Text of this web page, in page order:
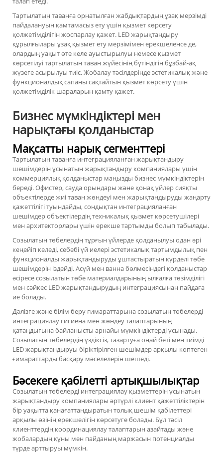
Тартылатын таванға орнатылған жабдықтардың ұзақ мерзімді
пайдалануын қамтамасыз ету үшін қызмет көрсету
қолжетімділігін жоспарлау қажет. LED жарықтандыру
құрылғылары ұзақ қызмет ету мерзімімен ерекшеленсе де,
олардың уақыт өте келе ауыстырылуы немесе қызмет
көрсетілуі тартылатын таван жүйесінің бүтіндігін бұзбай-ақ
жүзеге асырылуы тиіс. Жобалау тәсілдерінде эстетикалық және
функционалдық сапаны сақтайтын қызмет көрсету үшін
қолжетімділік шараларын қамту қажет.
Бизнес мүмкіндіктері мен
нарықтағы қолданыстар
Мақсатты нарық сегменттері
Тартылатын таванға интеграцияланған жарықтандыру
шешімдерін ұсынатын жарықтандыру компаниялары үшін
коммерциялық қолданыстар маңызды бизнес мүмкіндіктерін
береді. Офистер, сауда орындары және қонақ үйлер сияқты
объектілерде жиі таван жөндеуі мен жарықтандыруды жаңарту
қажеттілігі туындайды, сондықтан интеграцияланған
шешімдер объектілердің техникалық қызмет көрсетушілері
мен архитекторлары үшін ерекше тартымды болып табылады.
Созылатын төбелердің тұрғын үйлерде қолданылуы одан әрі
кеңейіп келеді, себебі үй иелері эстетикалық тартымдылық пен
функционалды жарықтандыруды ұштастыратын күрделі төбе
шешімдерін іздейді. Асүй мен ванна бөлмесіндегі қолданыстар
әсіресе созылатын төбе материалдарының ылғалға төзімділігі
мен сәйкес LED жарықтандырудың интеграциясынан пайдаға
ие болады.
Дәлізге және білім беру ғимараттарына созылатын төбелерді
интеграциялау гигиена мен жөндеу талаптарының
қатаңдығына байланысты арнайы мүмкіндіктерді ұсынады.
Созылатын төбелердің үздіксіз, тазартуға оңай беті мен тиімді
LED жарықтандыруы біріктірілген шешімдер арқылы көптеген
ғимараттарды басқару мәселелерін шешеді.
Бәсекеге қабілетті артықшылықтар
Созылатын төбелерді интеграциялау қызметтерін ұсынатын
жарықтандыру компаниялары әртүрлі клиент қажеттіліктерін
бір уақытта қанағаттандыратын толық шешім қабілеттері
арқылы өзінің ерекшелігін көрсетуге болады. Бұл тәсіл
клиенттердің координациялау талаптарын азайтады және
жобалардың құны мен пайданың маржасын потенциалды
түрде арттыруы мүмкін.